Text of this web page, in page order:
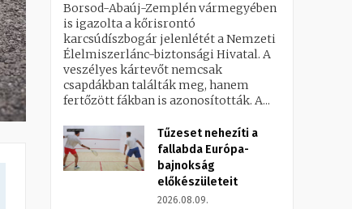
Borsod-Abaúj-Zemplén vármegyében
is igazolta a kőrisrontó
karcsúdíszbogár jelenlétét a Nemzeti
Élelmiszerlánc-biztonsági Hivatal. A
veszélyes kártevőt nemcsak
csapdákban találták meg, hanem
fertőzött fákban is azonosították. A...
Tűzeset nehezíti a
fallabda Európa-
bajnokság
előkészületeit
2026.08.09.